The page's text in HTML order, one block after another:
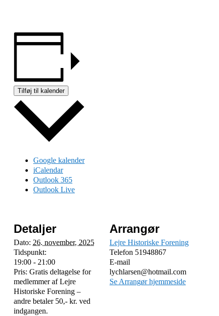
Tilføj til kalender
Google kalender
iCalendar
Outlook 365
Outlook Live
Detaljer
Dato: 26. november, 2025
Tidspunkt:
19:00 - 21:00
Pris: Gratis deltagelse for
medlemmer af Lejre
Historiske Forening –
andre betaler 50,- kr. ved
indgangen.
Arrangør
Lejre Historiske Forening
Telefon 51948867
E-mail
lychlarsen@hotmail.com
Se Arrangør hjemmeside